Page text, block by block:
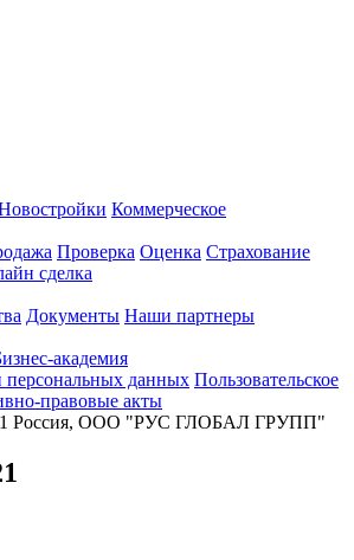
Коммерческое
Проверка Оценка Страхование
сделка
Документы Наши партнеры
академия
персональных данных Пользовательское
правовые акты
Россия, ООО "РУС ГЛОБАЛ ГРУПП"